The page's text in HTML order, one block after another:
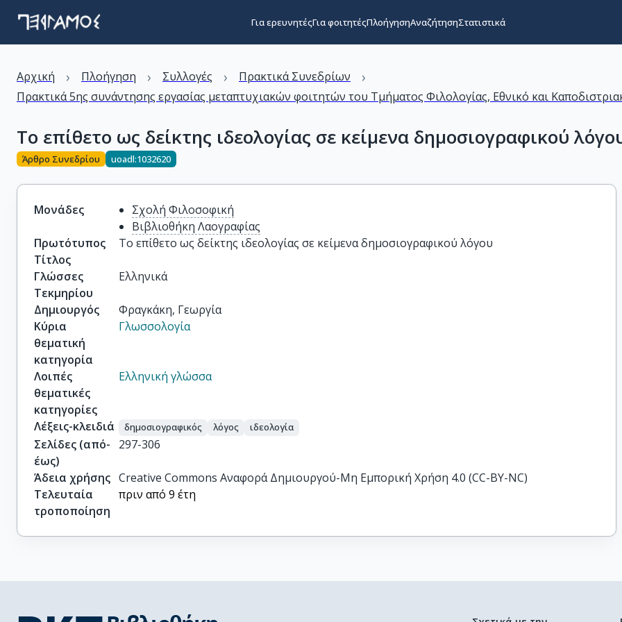
Για ερευνητέςΓια φοιτητέςΠλοήγησηΑναζήτησηΣτατιστικά
Αρχική › Πλοήγηση › Συλλογές › Πρακτικά Συνεδρίων ›
Πρακτικά 5ης συνάντησης εργασίας μεταπτυχιακών φοιτητών του Τμήματος Φιλολογίας, Εθνικό και
Το επίθετο ως δείκτης ιδεολογίας σε κείμενα δημοσιογραφικού
Άρθρο Συνεδρίου uoadl:1032620
Μονάδες
Σχολή Φιλοσοφική
Βιβλιοθήκη Λαογραφίας
Πρωτότυπος
Τίτλος
Το επίθετο ως δείκτης ιδεολογίας σε κείμενα δημοσιογραφικού λόγου
Γλώσσες
Τεκμηρίου
Ελληνικά
Δημιουργός
Φραγκάκη, Γεωργία
Κύρια
θεματική
κατηγορία
Γλωσσολογία
Λοιπές
θεματικές
κατηγορίες
Ελληνική γλώσσα
Λέξεις-κλειδιά δημοσιογραφικός λόγος ιδεολογία
Σελίδες (από-
έως)
297-306
Άδεια χρήσης Creative Commons Αναφορά Δημιουργού-Μη Εμπορική Χρήση 4.0 (CC-BY-NC)
Τελευταία
τροποποίηση
πριν από 9 έτη